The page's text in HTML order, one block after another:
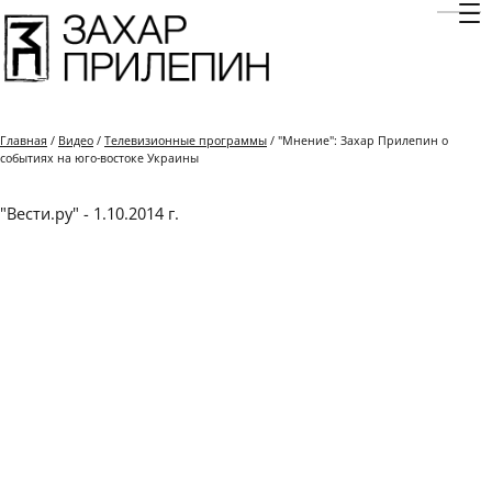
Главная / Видео / Телевизионные программы / "Мнение": Захар Прилепин о
событиях на юго-востоке Украины
"Вести.ру" - 1.10.2014 г.